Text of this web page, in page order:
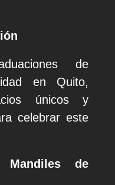
de
en Quito,
únicos y
celebrar este
Mandiles de